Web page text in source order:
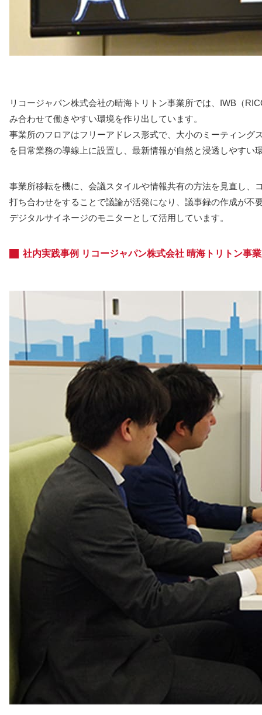
リコージャパン株式会社の晴海トリトン事業所では、IWB（
み合わせて働きやすい環境を作り出しています。
事業所のフロアはフリーアドレス形式で、大小のミーティン
を日常業務の導線上に設置し、最新情報が自然と浸透しやすい
事業所移転を機に、会議スタイルや情報共有の方法を見直し
打ち合わせをすることで議論が活発になり、議事録の作成が
デジタルサイネージのモニターとして活用しています。
社内実践事例 リコージャパン株式会社 晴海トリトン事